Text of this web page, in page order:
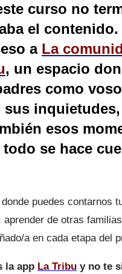
curso no
el contenido.
a La
, un espacio
como
sus
esos
se hace
puedes contarnos
aprender de otras
a en cada etapa del
la app La Tribu y no te